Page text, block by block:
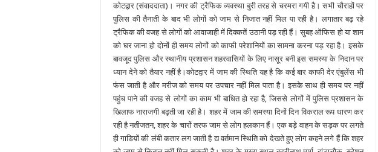
कोटद्वार (संवाददाता)। नगर की ट्रैफिक व्यवस्था बुरी तरह से चरमरा गयी है। सभी चौराहों पर
पुलिस की तैनाती के बाद भी लोगों को जाम से निजात नहीं मिल पा रही है। लगातार बढ़ रहे
ट्रैफिक की वजह से लोगों को आवाजाही में दिक्कतें उठानी पड़ रही हैं। सुबह ऑफिस हो या शाम
को घर जाना हो दोनों ही समय लोगों को काफी परेशानियों का सामना करना पड़ रहा है। इसके
बावजूद पुलिस और स्थानीय प्रशासन शहरवासियों के लिए नासूर बनी इस समस्या के निदान पर
ध्यान देने को तैयार नहीं है।कोटद्वार में जाम की स्थिति यह है कि कई बार काफी देर एंबुलेंस भी
फंस जाती है और मरीज को समय पर उपचार नहीं मिल पाता है। इसके साथ ही समय पर नहीं
पहुंच पाने की वजह से लोगों का काम भी बाधित हो रहा है, जिससे लोगों में पुलिस प्रशासन के
खिलाफ नाराजगी बढ़ती जा रही है। शहर में जाम की समस्या दिनों दिन विकराल रूप धारण कर
रही है नतीजतन, शहर के चारों तरफ जाम से लोग हलकान हैं। एक बड़े वाहन के सड़क पर लगते
ही गाडिय़ों की लंबी कतार लग जाती है द्य वर्तमान स्थिति को देखते हुए लोग कहने लगे हैं कि शहर